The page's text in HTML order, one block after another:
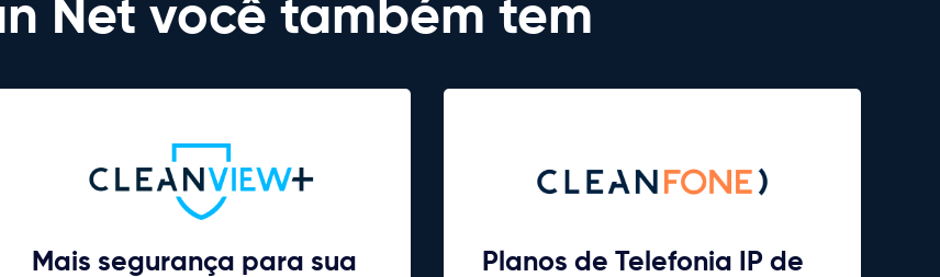
Net você também tem
Mais segurança para sua
Planos de Telefonia IP de